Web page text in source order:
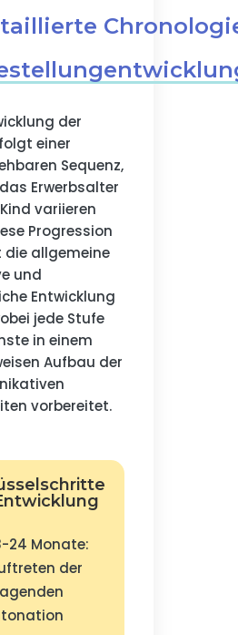
der
einer
Sequenz,
Erwerbsalter
variieren
Progression
die allgemeine
und
Entwicklung
jede Stufe
in einem
Aufbau der
vorbereitet.
24 Monate:
der